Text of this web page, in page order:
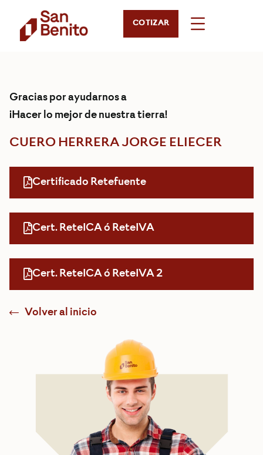
COTIZAR
Gracias por ayudarnos a
¡Hacer lo mejor de nuestra tierra!
CUERO HERRERA JORGE ELIECER
Certificado Retefuente
Cert. ReteICA ó ReteIVA
Cert. ReteICA ó ReteIVA 2
Volver al inicio